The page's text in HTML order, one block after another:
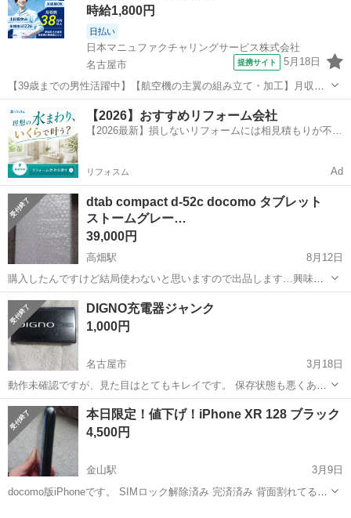
時給1,800円
日払い
日本マニュファクチャリングサービス株式会社
名古屋市
提携サイト 5月18日
【39歳までの男性活躍中】【航空機の主翼の組み立て・加工】月収例
38万以上／1DKの社宅完備！ 人気の工場のお仕事/chu250808 民間航
空機部品の加工、組立をお任せします！ 〈お仕事内容〉 アルミ製及び
CFRP製（炭...
名古屋市 その他
【2026】おすすめリフォーム会社
【2026最新】損しないリフォームには相見積もりが不可
リフォスム Ad
dtab compact d-52c docomo タブレット
ストームグレー…
39,000円
高畑駅
8月12日
購入したんですけど結局使わないと思いますので出品します…興味あ
る方はお気軽に質問して下さい…わかる範囲でお答えします…取引後
はNC、NRでお願いいたします。
愛知 名古屋市 高畑駅 ドコモ
DIGNO充電器ジャンク
1,000円
名古屋市
3月18日
動作未確認ですが、見た目はとてもキレイです。 保存状態も悪くあり
ませんので、現在でも使えると思いますが、使い道がないので、確認
ができません。 もし、使えない場合は、4月になりますが、返品を承
けたまわります
愛知 名古屋市 ドコモ DIGNO
本日限定！値下げ！iPhone XR 128 ブラック
4,500円
金山駅
3月9日
docomo版iPhoneです。 SIMロック解除済み 完済済み 背面割れてるの